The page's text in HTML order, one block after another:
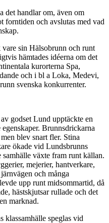
det handlar om, även om
forntiden och avslutas med vad
sin Hälsobrunn och runt
hämtades idéerna om det
kurorterna Spa,
och i bl a Loka, Medevi,
svenska konkurrenter.
godset Lund upptäckte en
Brunnsdrickarna
blev snart fler. Stina
ökade vid Lundsbrunns
växte fram runt källan.
mejerier, hantverkare,
och många
upp runt midsommartid, då
hästskjutsar rullade och det
marknad.
klassamhälle speglas vid